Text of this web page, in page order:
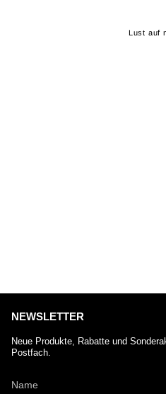
Lust auf
NEWSLETTER
Neue Produkte, Rabatte und
Postfach.